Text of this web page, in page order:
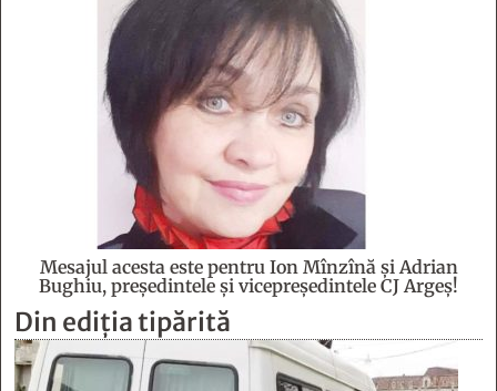
Mesajul acesta este pentru Ion Mînzînă şi Adrian
Bughiu, preşedintele şi vicepreşedintele CJ Argeş!
Din ediția tipărită